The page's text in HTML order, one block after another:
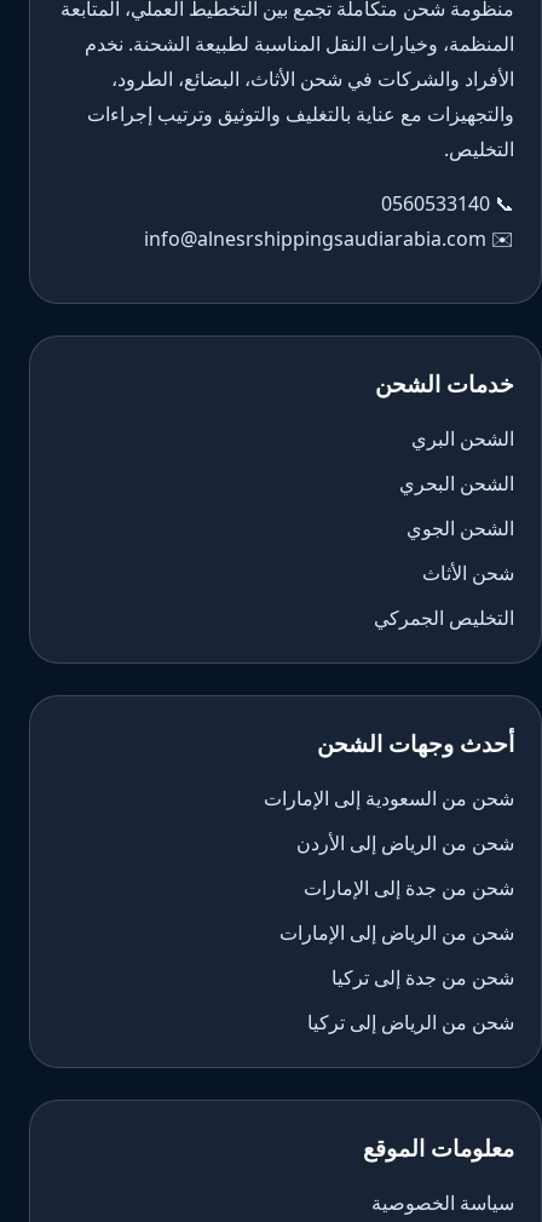
منظومة شحن متكاملة تجمع بين التخطيط العملي، المتابعة
المنظمة، وخيارات النقل المناسبة لطبيعة الشحنة. نخدم
الأفراد والشركات في شحن الأثاث، البضائع، الطرود،
والتجهيزات مع عناية بالتغليف والتوثيق وترتيب إجراءات
التخليص.
📞
0560533140
✉️
info@alnesrshippingsaudiarabia.com
خدمات الشحن
الشحن البري
الشحن البحري
الشحن الجوي
شحن الأثاث
التخليص الجمركي
أحدث وجهات الشحن
شحن من السعودية إلى الإمارات
شحن من الرياض إلى الأردن
شحن من جدة إلى الإمارات
شحن من الرياض إلى الإمارات
شحن من جدة إلى تركيا
شحن من الرياض إلى تركيا
معلومات الموقع
سياسة الخصوصية